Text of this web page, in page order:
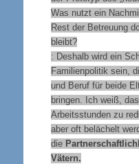
Was nutzt ein
Rest der Betreuung
bleibt?
: Deshalb wird ein
Familienpolitik sein,
und Beruf für beide
bringen. Ich weiß,
Arbeitsstunden zu
aber oft belächelt
die
Vätern.